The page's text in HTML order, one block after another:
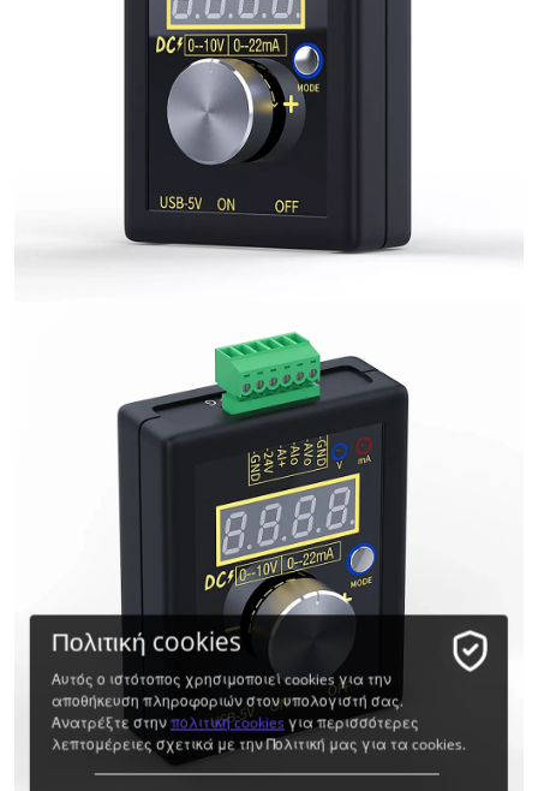
Πολιτική cookies
Αυτός ο ιστότοπος χρησιμοποιεί cookies για την
αποθήκευση πληροφοριών στον υπολογιστή σας.
Ανατρέξτε στηνπολιτική cookies για περισσότερες
λεπτομέρειες σχετικά με την Πολιτική μας για τα cookies.